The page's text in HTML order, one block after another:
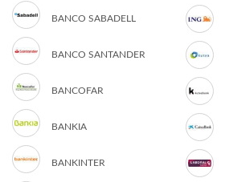
BANCO SABADELL
BANCO SANTANDER
BANCOFAR
BANKIA
BANKINTER